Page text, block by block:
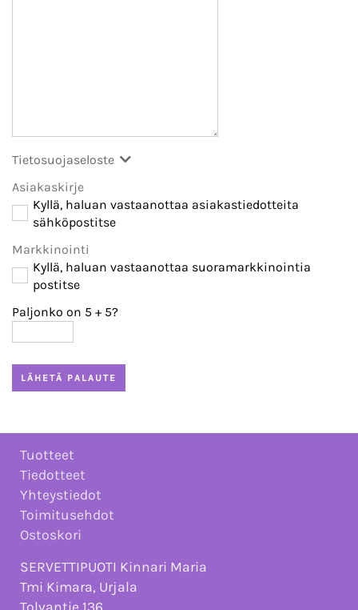
Tietosuojaseloste
Asiakaskirje
Kyllä, haluan vastaanottaa asiakastiedotteita
sähköpostitse
Markkinointi
Kyllä, haluan vastaanottaa suoramarkkinointia
postitse
Paljonko on 5 + 5?
Tuotteet
Tiedotteet
Yhteystiedot
Toimitusehdot
Ostoskori
SERVETTIPUOTI Kinnari Maria
Tmi Kimara, Urjala